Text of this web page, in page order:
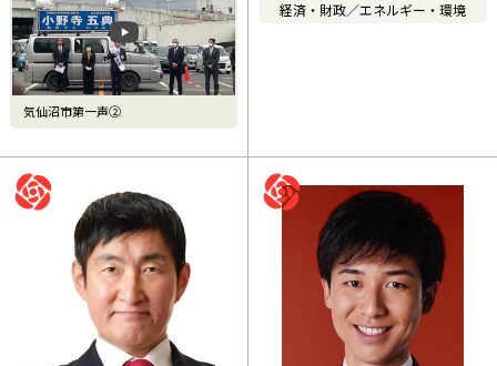
気仙沼市第一声②
経済・財政／エネルギー・環境